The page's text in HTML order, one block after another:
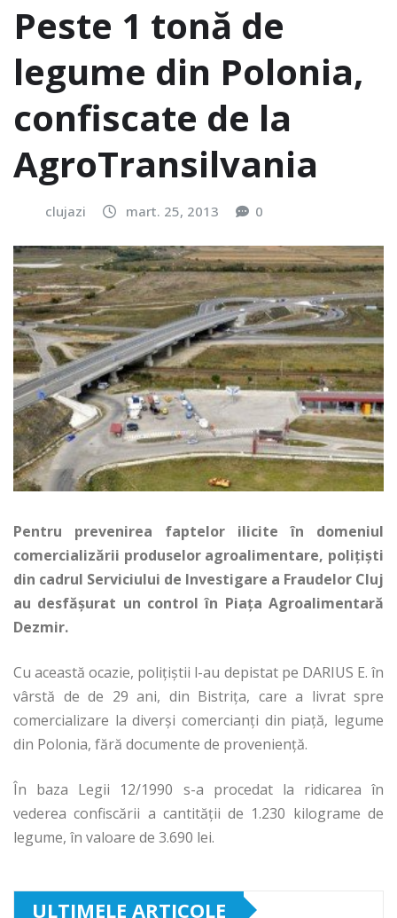
Peste 1 tonă de
legume din Polonia,
confiscate de la
AgroTransilvania
clujazi mart. 25, 2013 0
Pentru prevenirea faptelor ilicite în domeniul
comercializării produselor agroalimentare, poliţişti
din cadrul Serviciului de Investigare a Fraudelor Cluj
au desfăşurat un control în Piaţa Agroalimentară
Dezmir.
Cu această ocazie, poliţiştii l-au depistat pe DARIUS E. în
vârstă de de 29 ani, din Bistriţa, care a livrat spre
comercializare la diverşi comercianţi din piaţă, legume
din Polonia, fără documente de provenienţă.
În baza Legii 12/1990 s-a procedat la ridicarea în
vederea confiscării a cantităţii de 1.230 kilograme de
legume, în valoare de 3.690 lei.
ULTIMELE ARTICOLE